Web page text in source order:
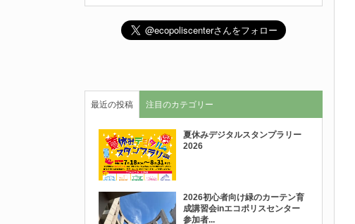
最近の投稿 注目のカテゴリー
夏休みデジタルスタンプラリー
2026
2026初心者向け緑のカーテン育
成講習会inエコポリスセンター
参加者...